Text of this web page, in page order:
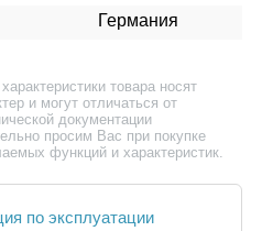
Германия
товара носят
и могут отличаться от
документации
просим Вас при покупке
функций и характеристик.
по эксплуатации